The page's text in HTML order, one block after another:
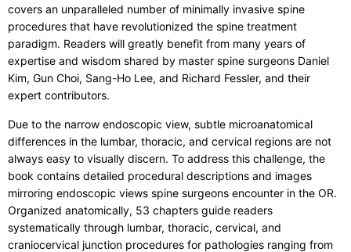
covers an unparalleled number of minimally invasive spine
procedures that have revolutionized the spine treatment
paradigm. Readers will greatly benefit from many years of
expertise and wisdom shared by master spine surgeons Daniel
Kim, Gun Choi, Sang-Ho Lee, and Richard Fessler, and their
expert contributors.
Due to the narrow endoscopic view, subtle microanatomical
differences in the lumbar, thoracic, and cervical regions are not
always easy to visually discern. To address this challenge, the
book contains detailed procedural descriptions and images
mirroring endoscopic views spine surgeons encounter in the OR.
Organized anatomically, 53 chapters guide readers
systematically through lumbar, thoracic, cervical, and
craniocervical junction procedures for pathologies ranging from